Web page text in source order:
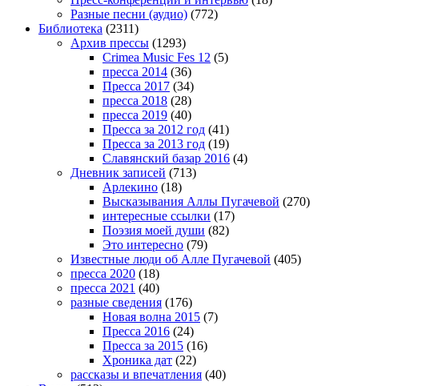
Разные песни (аудио) (772)
Библиотека (2311)
Архив прессы (1293)
Crimea Music Fes 12 (5)
пресса 2014 (36)
Пресса 2017 (34)
пресса 2018 (28)
пресса 2019 (40)
Пресса за 2012 год (41)
Пресса за 2013 год (19)
Славянский базар 2016 (4)
Дневник записей (713)
Арлекино (18)
Высказывания Аллы Пугачевой (270)
интересные ссылки (17)
Поэзия моей души (82)
Это интересно (79)
Известные люди об Алле Пугачевой (405)
пресса 2020 (18)
пресса 2021 (40)
разные сведения (176)
Новая волна 2015 (7)
Пресса 2016 (24)
Пресса за 2015 (16)
Хроника дат (22)
рассказы и впечатления (40)